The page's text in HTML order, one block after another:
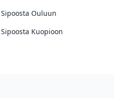
Sipoosta Ouluun
Sipoosta Kuopioon